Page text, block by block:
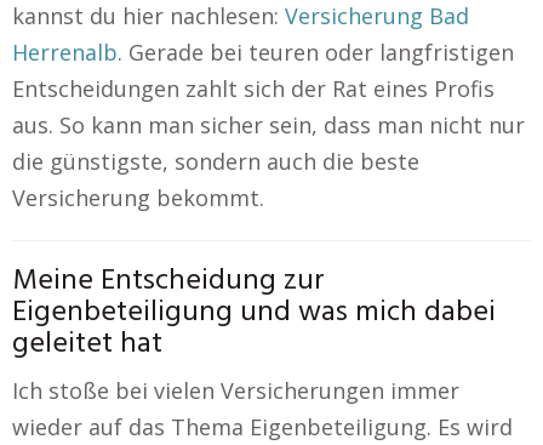
kannst du hier nachlesen: Versicherung Bad
Herrenalb. Gerade bei teuren oder langfristigen
Entscheidungen zahlt sich der Rat eines Profis
aus. So kann man sicher sein, dass man nicht nur
die günstigste, sondern auch die beste
Versicherung bekommt.
Meine Entscheidung zur
Eigenbeteiligung und was mich dabei
geleitet hat
Ich stoße bei vielen Versicherungen immer
wieder auf das Thema Eigenbeteiligung. Es wird